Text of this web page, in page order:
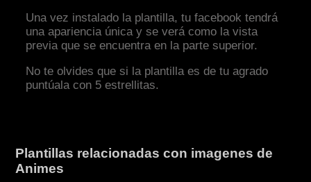
Una vez instalado la plantilla, tu facebook tendrá
una apariencia única y se verá como la vista
previa que se encuentra en la parte superior.
No te olvides que si la plantilla es de tu agrado
puntúala con 5 estrellitas.
Plantillas relacionadas con imagenes de
Animes